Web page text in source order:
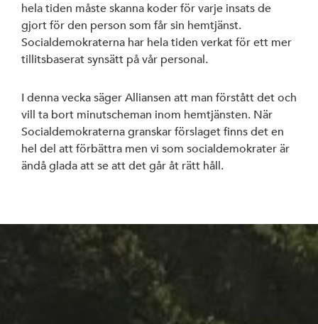
hela tiden måste skanna koder för varje insats de
gjort för den person som får sin hemtjänst.
Socialdemokraterna har hela tiden verkat för ett mer
tillitsbaserat synsätt på vår personal.
I denna vecka säger Alliansen att man förstått det och
vill ta bort minutscheman inom hemtjänsten. När
Socialdemokraterna granskar förslaget finns det en
hel del att förbättra men vi som socialdemokrater är
ändå glada att se att det går åt rätt håll.